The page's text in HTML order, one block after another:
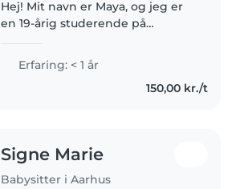
Hej! Mit navn er Maya, og jeg er
en 19-årig studerende på
siden af mit studie vil jeg gerne
bruge tid på at babysitte. Jeg er
Erfaring: < 1 år
150,00 kr./t
Signe Marie
Babysitter i Aarhus